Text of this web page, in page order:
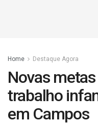
Home Destaque Agora
Novas
trabalho
em Campos